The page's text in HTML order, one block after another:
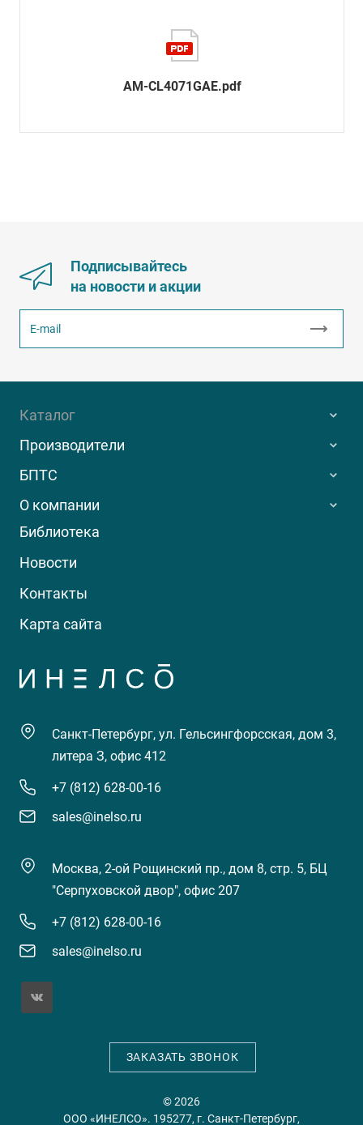
AM-CL4071GAE.pdf
Подписывайтесь
на новости и акции
Каталог
Производители
БПТС
О компании
Библиотека
Новости
Контакты
Карта сайта
Санкт-Петербург, ул. Гельсингфорсская, дом 3,
литера З, офис 412
+7 (812) 628-00-16
sales@inelso.ru
Москва, 2-ой Рощинский пр., дом 8, стр. 5, БЦ
"Серпуховской двор", офис 207
+7 (812) 628-00-16
sales@inelso.ru
ЗАКАЗАТЬ ЗВОНОК
© 2026
ООО «ИНЕЛСО». 195277, г. Санкт-Петербург,